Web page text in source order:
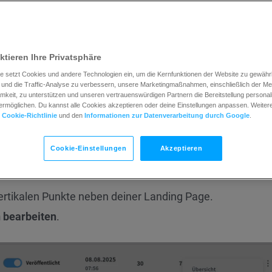
in GetResponse zu aktivieren, um dich bei der
jedoch nicht, dass das Befolgen unserer Tipps
aller Gesetze sicherstellt, die für deine Nutzung von
rechtlichen Rat zu den genauen gesetzlichen
hinzu
Landing Page:
Punkte neben deiner Landing Page.
bearbeiten.
Ihre Privatsphäre
setzt Cookies und andere Technologien ein, um die Kernfunktionen der Website zu
die Traffic-Analyse zu verbessern, unsere Marketingmaßnahmen, einschließlich der
zu unterstützen und unseren vertrauenswürdigen Partnern die Bereitstellung
Du kannst alle Cookies akzeptieren oder deine Einstellungen anpassen.
Cookie-Richtlinie und den Informationen zur Datenverarbeitung durch Google
Cookie-Einstellungen Akzeptieren